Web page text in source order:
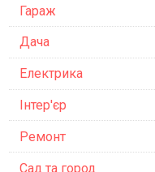
Гараж
Дача
Електрика
Інтер'єр
Ремонт
Сад та город